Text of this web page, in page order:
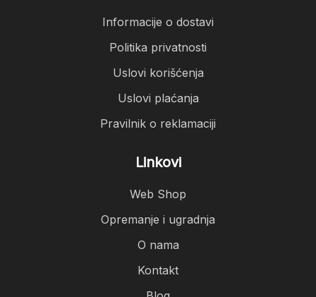
Informacije o dostavi
Politika privatnosti
Uslovi korišćenja
Uslovi plaćanja
Pravilnik o reklamaciji
Linkovi
Web Shop
Opremanje i ugradnja
O nama
Kontakt